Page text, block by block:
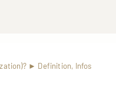
► Definition, Infos